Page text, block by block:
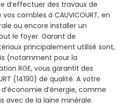
d’effectuer des travaux de
combles à CAUVICOURT, en
ou encore installer un
le foyer. Garant de
principalement utilisé sont,
(notamment pour la
RGE, vous garantit des
(14190) de qualité. A votre
d’énergie, comme
avec de la laine minérale.